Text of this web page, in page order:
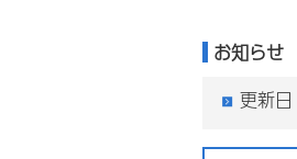
お知らせ
更新